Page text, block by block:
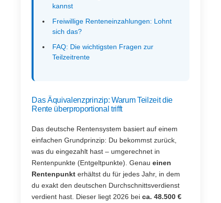
kannst
Freiwillige Renteneinzahlungen: Lohnt
sich das?
FAQ: Die wichtigsten Fragen zur
Teilzeitrente
Das Äquivalenzprinzip: Warum Teilzeit die
Rente überproportional trifft
Das deutsche Rentensystem basiert auf einem
einfachen Grundprinzip: Du bekommst zurück,
was du eingezahlt hast – umgerechnet in
Rentenpunkte (Entgeltpunkte). Genaueinen
Rentenpunkt erhältst du für jedes Jahr, in dem
du exakt den deutschen Durchschnittsverdienst
verdient hast. Dieser liegt 2026 beica. 48.500 €